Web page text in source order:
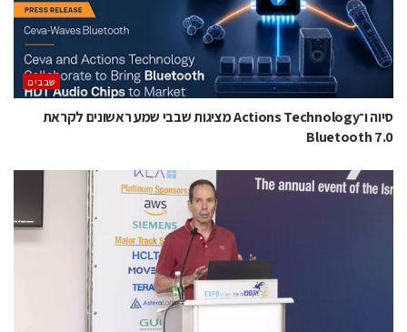
‫שבבים‬
סיוה ו־Actions Technology מציגות שבבי שמע ראשונים לקראת
Bluetooth 7.0